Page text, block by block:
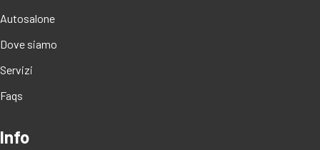
Autosalone
Dove siamo
Servizi
Faqs
Info